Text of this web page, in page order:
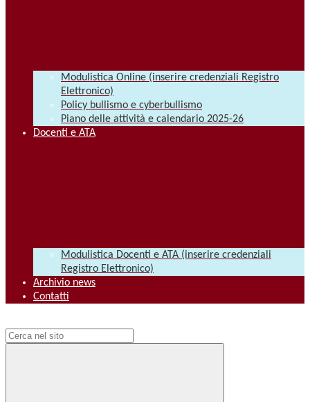
Modulistica Online (inserire credenziali Registro
Elettronico)
Policy bullismo e cyberbullismo
Piano delle attività e calendario 2025-26
Docenti e ATA
Modulistica Docenti e ATA (inserire credenziali
Registro Elettronico)
Archivio news
Contatti